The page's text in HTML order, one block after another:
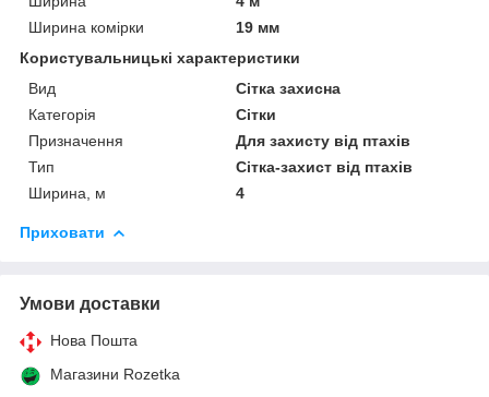
Ширина комірки
19 мм
Користувальницькі характеристики
Вид
Сітка захисна
Категорія
Сітки
Призначення
Для захисту від птахів
Тип
Сітка-захист від птахів
Ширина, м
4
Приховати
Умови доставки
Нова Пошта
Магазини Rozetka